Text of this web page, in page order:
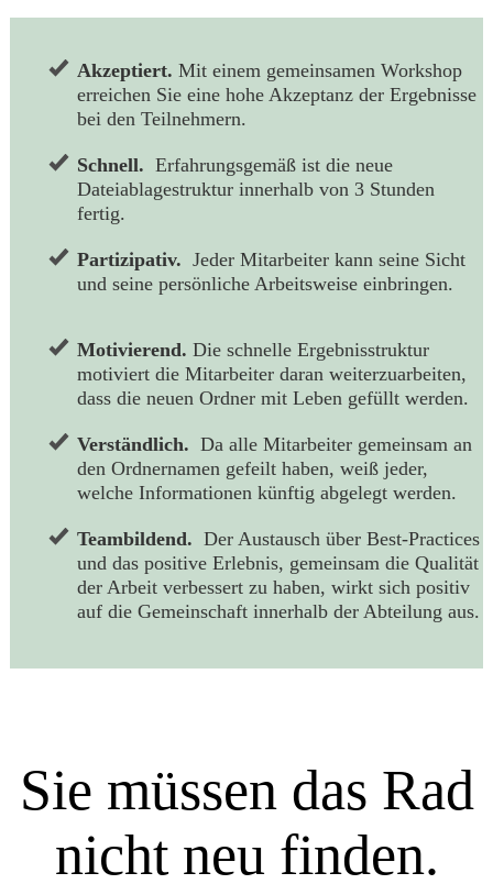
Akzeptiert. Mit einem gemeinsamen Workshop
erreichen Sie eine hohe Akzeptanz der Ergebnisse
bei den Teilnehmern.
Schnell. Erfahrungsgemäß ist die neue
Dateiablagestruktur innerhalb von 3 Stunden
fertig.
Partizipativ. Jeder Mitarbeiter kann seine Sicht
und seine persönliche Arbeitsweise einbringen.
Motivierend. Die schnelle Ergebnisstruktur
motiviert die Mitarbeiter daran weiterzuarbeiten,
dass die neuen Ordner mit Leben gefüllt werden.
Verständlich. Da alle Mitarbeiter gemeinsam an
den Ordnernamen gefeilt haben, weiß jeder,
welche Informationen künftig abgelegt werden.
Teambildend. Der Austausch über Best-Practices
und das positive Erlebnis, gemeinsam die Qualität
der Arbeit verbessert zu haben, wirkt sich positiv
auf die Gemeinschaft innerhalb der Abteilung aus.
Sie müssen das Rad
nicht neu finden.